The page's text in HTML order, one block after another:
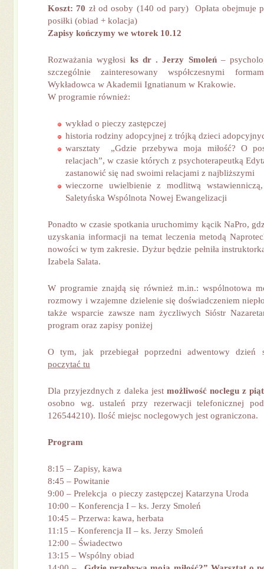
Koszt: 70 zł od osoby (140 od pary) Opłata obejmuje
posiłki (obiad + kolacja)
Zapisy kończymy we wtorek 10.12
Rozważania wygłosi ks dr . Jerzy Smoleń–
szczególnie zainteresowany współczesnymi
Wykładowca w Akademii Ignatianum w Krakowie.
W programie również:
wykład o pieczy zastępczej
historia rodziny adopcyjnej z trójką dzieci
warsztaty „Gdzie przebywa moja miłość? O
relacjach”, w czasie których z psychoterapeutką
zastanowić się nad swoimi relacjami z najbliższymi
wieczorne uwielbienie z modlitwą
Saletyńska Wspólnota Nowej Ewangelizacji
Ponadto w czasie spotkania uruchomimy kącik NaPro,
uzyskania informacji na temat leczenia metodą
nowości w tym zakresie. Dyżur będzie pełniła
Izabela Salata.
W programie znajdą się również m.in.: wspólnotowa
rozmowy i wzajemne dzielenie się doświadczeniem
także wsparcie zawsze nam życzliwych Sióstr
program oraz zapisy poniżej
O tym, jak przebiegał poprzedni adwentowy
poczytać tu
Dla przyjezdnych z daleka jest możliwość noclegu z
osobno wg. ustaleń przy rezerwacji telefonicznej
126544210). Ilość miejsc noclegowych jest ograniczona.
Program
8:15 – Zapisy, kawa
8:45 – Powitanie
9:00 – Prelekcja o pieczy zastępczej Katarzyna Uroda
10:00 – Konferencja I – ks. Jerzy Smoleń
10:45 – Przerwa: kawa, herbata
11:15 – Konferencja II – ks. Jerzy Smoleń
12:00 – Świadectwo
13:15 – Wspólny obiad